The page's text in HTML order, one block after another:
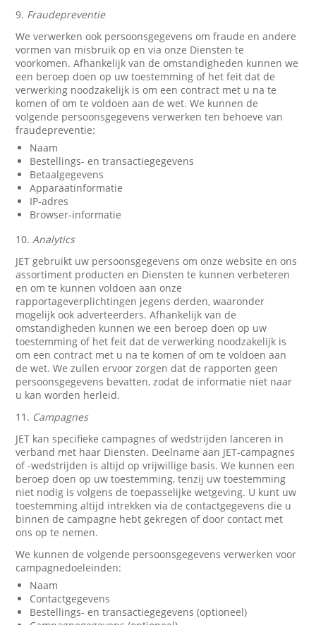
9. Fraudepreventie
We verwerken ook persoonsgegevens om fraude en andere
vormen van misbruik op en via onze Diensten te
voorkomen. Afhankelijk van de omstandigheden kunnen we
een beroep doen op uw toestemming of het feit dat de
verwerking noodzakelijk is om een contract met u na te
komen of om te voldoen aan de wet. We kunnen de
volgende persoonsgegevens verwerken ten behoeve van
fraudepreventie:
Naam
Bestellings- en transactiegegevens
Betaalgegevens
Apparaatinformatie
IP-adres
Browser-informatie
10.Analytics
JET gebruikt uw persoonsgegevens om onze website en ons
assortiment producten en Diensten te kunnen verbeteren
en om te kunnen voldoen aan onze
rapportageverplichtingen jegens derden, waaronder
mogelijk ook adverteerders. Afhankelijk van de
omstandigheden kunnen we een beroep doen op uw
toestemming of het feit dat de verwerking noodzakelijk is
om een contract met u na te komen of om te voldoen aan
de wet. We zullen ervoor zorgen dat de rapporten geen
persoonsgegevens bevatten, zodat de informatie niet naar
u kan worden herleid.
11. Campagnes
JET kan specifieke campagnes of wedstrijden lanceren in
verband met haar Diensten. Deelname aan JET-campagnes
of -wedstrijden is altijd op vrijwillige basis. We kunnen een
beroep doen op uw toestemming, tenzij uw toestemming
niet nodig is volgens de toepasselijke wetgeving. U kunt uw
toestemming altijd intrekken via de contactgegevens die u
binnen de campagne hebt gekregen of door contact met
ons op te nemen.
We kunnen de volgende persoonsgegevens verwerken voor
campagnedoeleinden:
Naam
Contactgegevens
Bestellings- en transactiegegevens (optioneel)